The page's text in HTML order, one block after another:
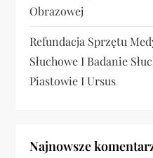
Obrazowej
Refundacja Sprzętu
Słuchowe I Badanie
Piastowie I Ursus
Najnowsze